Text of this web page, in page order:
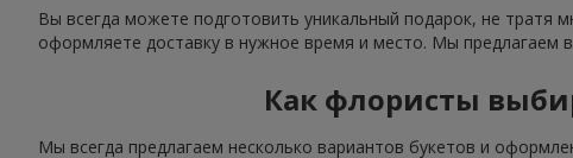
Вы всегда можете подготовить уникальный подарок, не тратя
оформляете доставку в нужное время и место. Мы предлагаем
Как флористы
Мы всегда предлагаем несколько вариантов букетов и